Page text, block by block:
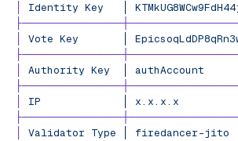
Identity Key
Vote Key
Authority Key authAccount
IP x.x.x.x
Validator Type firedancer-jito